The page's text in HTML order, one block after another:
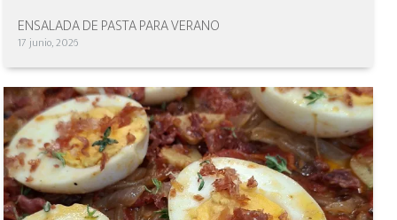
ENSALADA DE PASTA PARA VERANO
17 junio, 2026